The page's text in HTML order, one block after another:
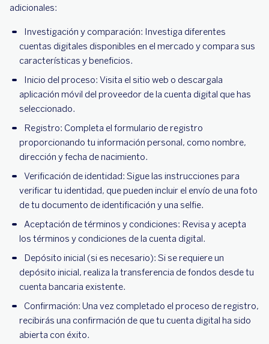
adicionales:
Investigación y comparación: Investiga diferentes
cuentas digitales disponibles en el mercado y compara sus
características y beneficios.
Inicio del proceso: Visita el sitio web o descargala
aplicación móvil del proveedor de la cuenta digital que has
seleccionado.
Registro: Completa el formulario de registro
proporcionando tu información personal, como nombre,
dirección y fecha de nacimiento.
Verificación de identidad: Sigue las instrucciones para
verificar tu identidad, que pueden incluir el envío de una foto
de tu documento de identificación y una selfie.
Aceptación de términos y condiciones: Revisa y acepta
los términos y condiciones de la cuenta digital.
Depósito inicial (si es necesario): Si se requiere un
depósito inicial, realiza la transferencia de fondos desde tu
cuenta bancaria existente.
Confirmación: Una vez completado el proceso de registro,
recibirás una confirmación de que tu cuenta digital ha sido
abierta con éxito.